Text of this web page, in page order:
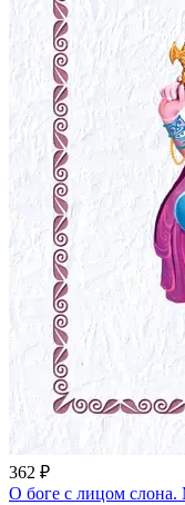
362 ₽
О боге с лицом